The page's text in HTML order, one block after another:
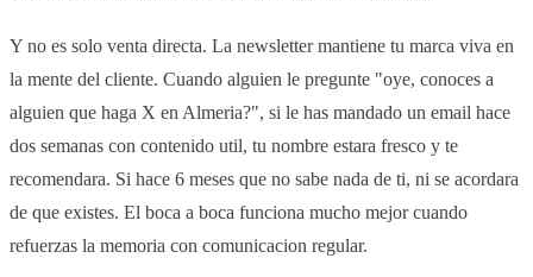
Y no es solo venta directa. La newsletter mantiene tu marca viva en
la mente del cliente. Cuando alguien le pregunte "oye, conoces a
alguien que haga X en Almeria?", si le has mandado un email hace
dos semanas con contenido util, tu nombre estara fresco y te
recomendara. Si hace 6 meses que no sabe nada de ti, ni se acordara
de que existes. El boca a boca funciona mucho mejor cuando
refuerzas la memoria con comunicacion regular.